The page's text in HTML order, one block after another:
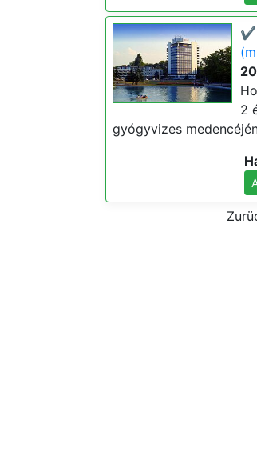
✔️
2
gyógyvizes